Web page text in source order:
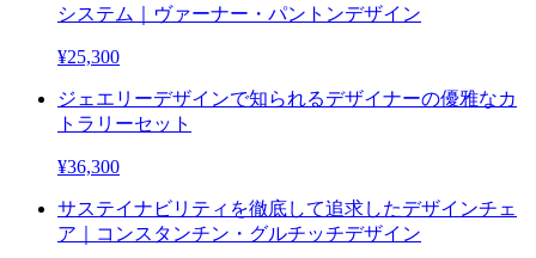
システム｜ヴァーナー・パントンデザイン
¥25,300
ジェエリーデザインで知られるデザイナーの優雅なカ
トラリーセット
¥36,300
サステイナビリティを徹底して追求したデザインチェ
ア｜コンスタンチン・グルチッチデザイン